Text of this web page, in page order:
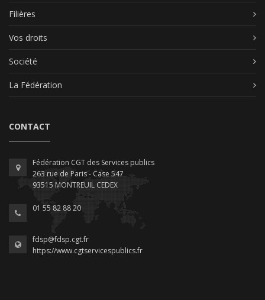
Filières
Vos droits
Société
La Fédération
CONTACT
Fédération CGT des Services publics
263 rue de Paris - Case 547
93515 MONTREUIL CEDEX
01 55 82 88 20
fdsp@fdsp.cgt.fr
https://www.cgtservicespublics.fr